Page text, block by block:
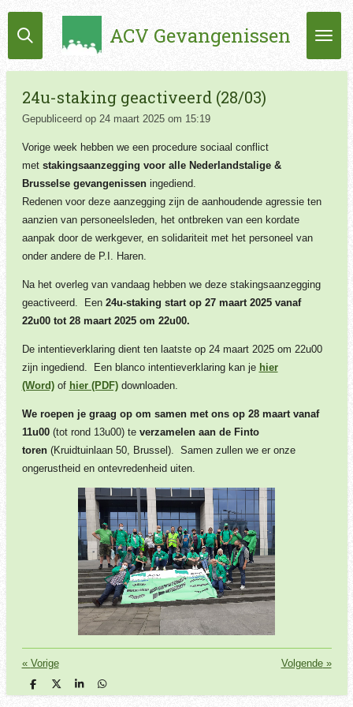
Ga
direct
de
hoofdinhoud
ACV Gevangenissen
24u-staking geactiveerd (28/03)
Gepubliceerd op 24 maart 2025 om 15:19
Vorige week hebben we een procedure sociaal conflict
met stakingsaanzegging voor alle Nederlandstalige &
Brusselse gevangenissen ingediend.
Redenen voor deze aanzegging zijn de aanhoudende agressie ten
aanzien van personeelsleden, het ontbreken van een kordate
aanpak door de werkgever, en solidariteit met het personeel van
onder andere de P.I. Haren.
Na het overleg van vandaag hebben we deze stakingsaanzegging
geactiveerd. Een 24u-staking start op 27 maart 2025 vanaf
22u00 tot 28 maart 2025 om 22u00.
De intentieverklaring dient ten laatste op 24 maart 2025 om 22u00
zijn ingediend. Een blanco intentieverklaring kan je hier
(Word)of hier (PDF)downloaden.
We roepen je graag op om samen met ons op 28 maart vanaf
11u00 (tot rond 13u00) te verzamelen aan de Finto
toren(Kruidtuinlaan 50, Brussel). Samen zullen we er onze
ongerustheid en ontevredenheid uiten.
« Vorige Volgende»
D
e
D
e
S
h
D
e